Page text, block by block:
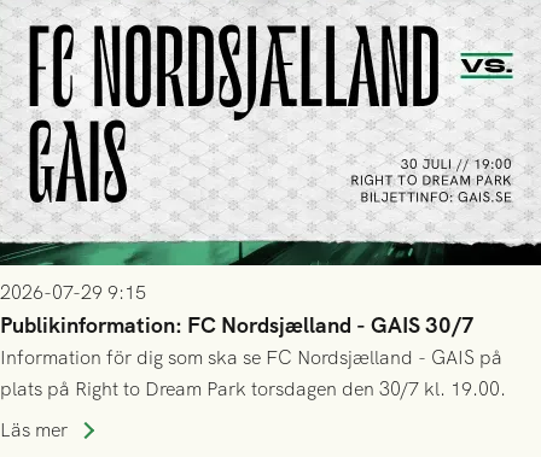
2026-07-29 9:15
Publikinformation: FC Nordsjælland - GAIS 30/7
Information för dig som ska se FC Nordsjælland - GAIS på
plats på Right to Dream Park torsdagen den 30/7 kl. 19.00.
Läs mer